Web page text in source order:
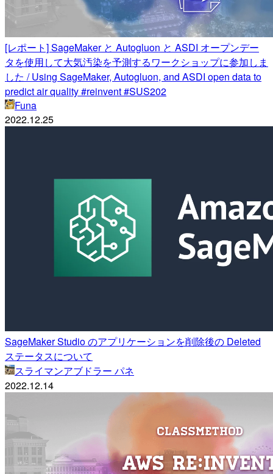
[レポート] SageMaker と Autogluon と ASDI オープンデー
タを使用して大気汚染を予測するワークショップに参加しま
した / Using SageMaker, Autogluon, and ASDI open data to
predict air quality #reinvent #SUS202
Funa
2022.12.25
SageMaker Studio のアプリケーションを削除後の Deleted
ステータスについて
スライマンアブドラー パネ
2022.12.14